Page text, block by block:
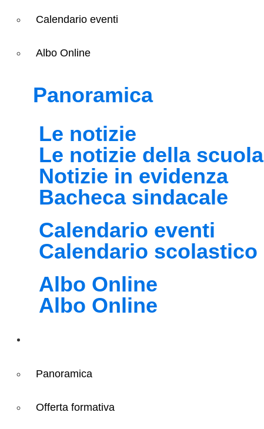
Calendario eventi
Albo Online
Panoramica
Le notizie
Le notizie della scuola
Notizie in evidenza
Bacheca sindacale
Calendario eventi
Calendario scolastico
Albo Online
Albo Online
Panoramica
Offerta formativa